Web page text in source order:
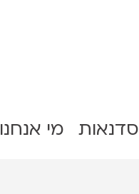
סדנאות מי אנחנו